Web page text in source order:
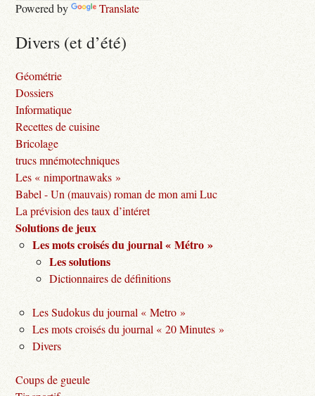
Powered by Translate
Divers (et d’été)
Géométrie
Dossiers
Informatique
Recettes de cuisine
Bricolage
trucs mnémotechniques
Les « nimportnawaks »
Babel - Un (mauvais) roman de mon ami Luc
La prévision des taux d’intéret
Solutions de jeux
Les mots croisés du journal « Métro »
Les solutions
Dictionnaires de définitions
Les Sudokus du journal « Metro »
Les mots croisés du journal « 20 Minutes »
Divers
Coups de gueule